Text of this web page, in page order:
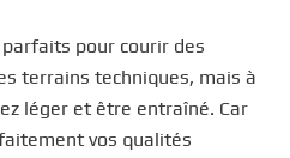
pour courir des
terrains techniques, mais à
léger et être entraîné. Car
vos qualités